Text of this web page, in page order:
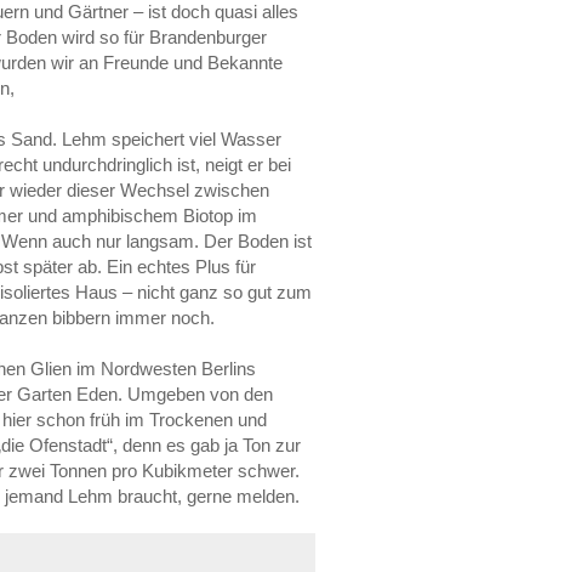
und Gärtner – ist doch quasi alles
wird so für Brandenburger
wir an Freunde und Bekannte
Sand. Lehm speichert viel Wasser
undurchdringlich ist, neigt er bei
wieder dieser Wechsel zwischen
und amphibischem Biotop im
auch nur langsam. Der Boden ist
später ab. Ein echtes Plus für
Haus – nicht ganz so gut zum
bibbern immer noch.
Glien im Nordwesten Berlins
Garten Eden. Umgeben von den
schon früh im Trockenen und
Ofenstadt“, denn es gab ja Ton zur
Tonnen pro Kubikmeter schwer.
Lehm braucht, gerne melden.